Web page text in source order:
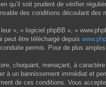
qu’il soit prudent de vérifier
des conditions découlant des
», « logiciel phpBB », «
peut être téléchargé depuis
permis. Pour de plus
choquant, menaçant, à
un bannissement immédiat et
de ces conditions. Vous